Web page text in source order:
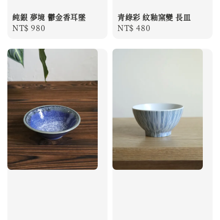
純銀 夢境 鬱金香耳墜
Regular
NT$ 980
青綠彩 紋釉窯變 長皿
Regular
NT$ 480